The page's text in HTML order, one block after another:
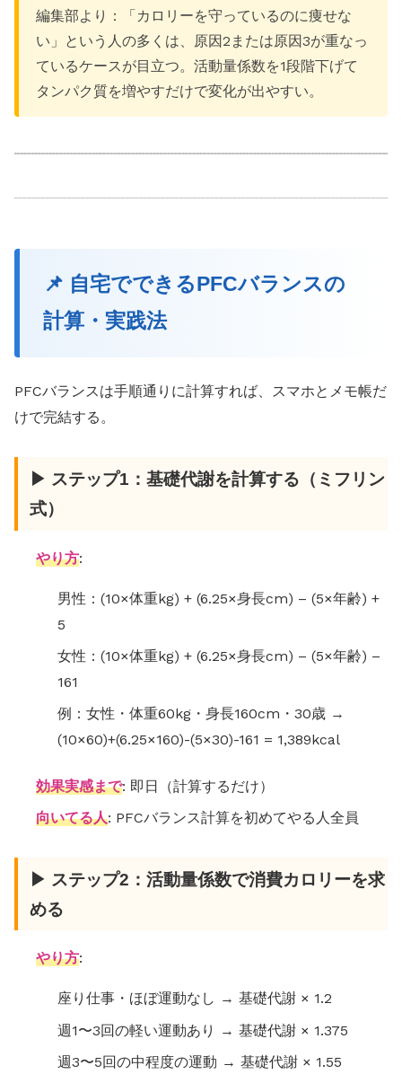
編集部より：「カロリーを守っているのに痩せな
い」という人の多くは、原因2または原因3が重なっ
ているケースが目立つ。活動量係数を1段階下げて
タンパク質を増やすだけで変化が出やすい。
📌 自宅でできるPFCバランスの
計算・実践法
PFCバランスは手順通りに計算すれば、スマホとメモ帳だ
けで完結する。
▶ ステップ1：基礎代謝を計算する（ミフリン
式）
やり方:
男性：(10×体重kg) + (6.25×身長cm) – (5×年齢) +
5
女性：(10×体重kg) + (6.25×身長cm) – (5×年齢) –
161
例：女性・体重60kg・身長160cm・30歳 →
(10×60)+(6.25×160)-(5×30)-161 = 1,389kcal
効果実感まで: 即日（計算するだけ）
向いてる人: PFCバランス計算を初めてやる人全員
▶ ステップ2：活動量係数で消費カロリーを求
める
やり方:
座り仕事・ほぼ運動なし → 基礎代謝 × 1.2
週1〜3回の軽い運動あり → 基礎代謝 × 1.375
週3〜5回の中程度の運動 → 基礎代謝 × 1.55